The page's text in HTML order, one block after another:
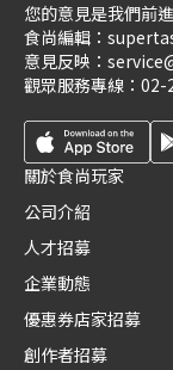
您的意見是我們前
食尚編輯：
意見反映：
觀眾服務專線： 02-
關於食尚玩家
公司介紹
人才招募
企業動態
優惠券店家招募
創作者招募